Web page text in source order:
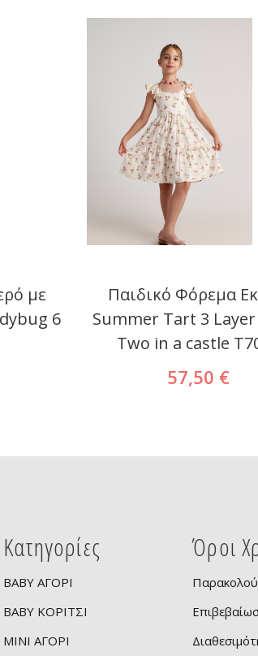
με
6
Παιδικό Φόρεμα
Summer Tart 3
Two in a castle
57,50 €
Κατηγορίες
BABY ΑΓΟΡΙ
BABY ΚΟΡΙΤΣΙ
MINI ΑΓΟΡΙ
Όροι